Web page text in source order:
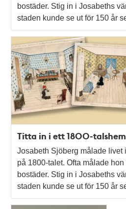
bostäder. Stig in i Josabeths
staden kunde se ut för 150 år
Titta in i ett 1800-talshem
Josabeth Sjöberg målade livet
på 1800-talet. Ofta målade
bostäder. Stig in i Josabeths
staden kunde se ut för 150 år